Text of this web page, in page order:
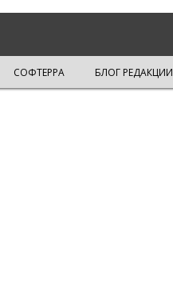
СОФТЕРРА БЛОГ РЕДАКЦИИ